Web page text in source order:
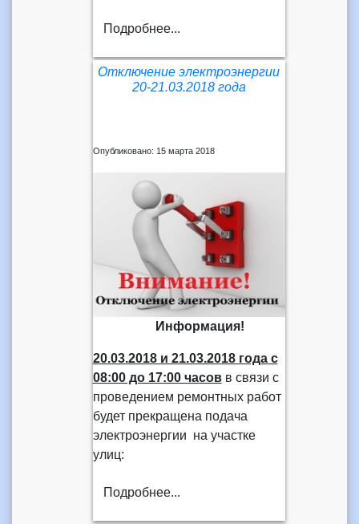
Подробнее...
Отключение электроэнергии
20-21.03.2018 года
Опубликовано: 15 марта 2018
Информация!
20.03.2018 и 21.03.2018 годас
08:00 до 17:00 часовв связи с
проведением ремонтных работ
будет прекращена подача
электроэнергии на участке
улиц:
Подробнее...